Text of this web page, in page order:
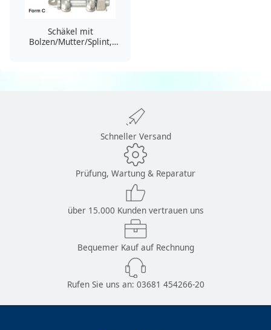
Schäkel mit
Bolzen/Mutter/Splint,
Schneller Versand
Prüfung, Wartung & Reparatur
über 15.000 Kunden vertrauen uns
Bequemer Kauf auf Rechnung
Rufen Sie uns an: 03681 454266-20